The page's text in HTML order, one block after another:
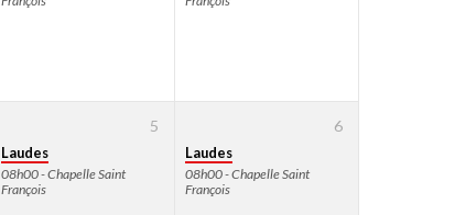
5
Laudes
08h00 - Chapelle Saint
François
6
Laudes
08h00 - Chapelle Saint
François